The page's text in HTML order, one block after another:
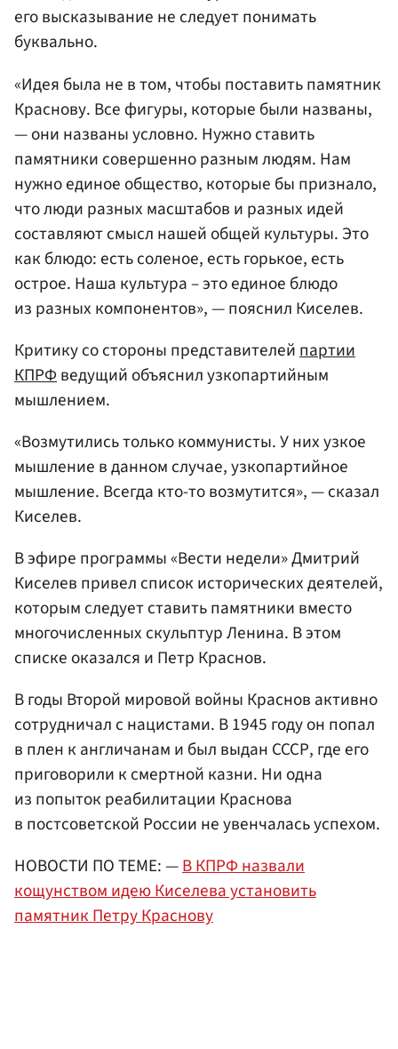
его высказывание не следует понимать
буквально.
«Идея была не в том, чтобы поставить памятник
Краснову. Все фигуры, которые были названы,
— они названы условно. Нужно ставить
памятники совершенно разным людям. Нам
нужно единое общество, которые бы признало,
что люди разных масштабов и разных идей
составляют смысл нашей общей культуры. Это
как блюдо: есть соленое, есть горькое, есть
острое. Наша культура – это единое блюдо
из разных компонентов», — пояснил Киселев.
Критику со стороны представителейпартии
КПРФведущий объяснил узкопартийным
мышлением.
«Возмутились только коммунисты. У них узкое
мышление в данном случае, узкопартийное
мышление. Всегда кто-то возмутится», — сказал
Киселев.
В эфире программы «Вести недели» Дмитрий
Киселев привел список исторических деятелей,
которым следует ставить памятники вместо
многочисленных скульптур Ленина. В этом
списке оказался и Петр Краснов.
В годы Второй мировой войны Краснов активно
сотрудничал с нацистами. В 1945 году он попал
в плен к англичанам и был выдан СССР, где его
приговорили к смертной казни. Ни одна
из попыток реабилитации Краснова
в постсоветской России не увенчалась успехом.
НОВОСТИ ПО ТЕМЕ: —В КПРФ назвали
кощунством идею Киселева установить
памятник Петру Краснову